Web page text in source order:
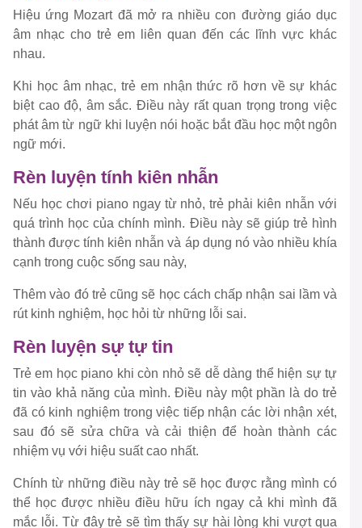
Hiệu ứng Mozart đã mở ra nhiều con đường giáo dục
âm nhạc cho trẻ em liên quan đến các lĩnh vực khác
nhau.
Khi học âm nhạc, trẻ em nhận thức rõ hơn về sự khác
biệt cao độ, âm sắc. Điều này rất quan trọng trong việc
phát âm từ ngữ khi luyện nói hoặc bắt đầu học một ngôn
ngữ mới.
Rèn luyện tính kiên nhẫn
Nếu học chơi piano ngay từ nhỏ, trẻ phải kiên nhẫn với
quá trình học của chính mình. Điều này sẽ giúp trẻ hình
thành được tính kiên nhẫn và áp dụng nó vào nhiều khía
cạnh trong cuộc sống sau này,
Thêm vào đó trẻ cũng sẽ học cách chấp nhận sai lầm và
rút kinh nghiệm, học hỏi từ những lỗi sai.
Rèn luyện sự tự tin
Trẻ em học piano khi còn nhỏ sẽ dễ dàng thể hiện sự tự
tin vào khả năng của mình. Điều này một phần là do trẻ
đã có kinh nghiệm trong việc tiếp nhận các lời nhận xét,
sau đó sẽ sửa chữa và cải thiện để hoàn thành các
nhiệm vụ với hiệu suất cao nhất.
Chính từ những điều này trẻ sẽ học được rằng mình có
thể học được nhiều điều hữu ích ngay cả khi mình đã
mắc lỗi. Từ đây trẻ sẽ tìm thấy sự hài lòng khi vượt qua